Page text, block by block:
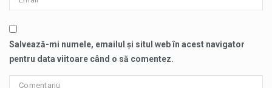
Salvează-mi numele, emailul și situl web în acest navigator
pentru data viitoare când o să comentez.